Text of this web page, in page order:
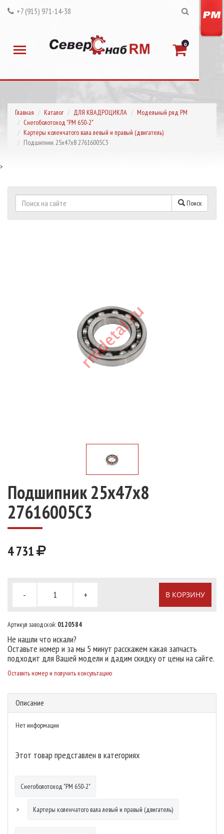
+7 (915) 971-14-38
0
Главная Каталог ДЛЯ КВАДРОЦИКЛА
Модельный ряд РМ
Снегоболотоход "РМ 650-2"
Картеры коленчатого вала левый и правый (двигатель)
Подшипник 25х47х8 27616005C3
>
Поиск
Подшипник 25х47х8
27616005C3
4 731
- + В КОРЗИНУ
Артикул заводской: 0120584
Не нашли что искали?
Оставьте номер и за мы 5 минут расскажем какая запчасть
подходит для Вашей модели и дадим скидку от цены на сайте.
Оставить номер и получить консультацию
Описание
Нет информации
Этот товар представлен в категориях
Снегоболотоход "РМ 650-2"
Картеры коленчатого вала левый и правый (двигатель)